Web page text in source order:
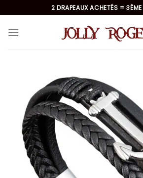
au
contenu
2 DRAPEAUX ACHETÉS = 3ÈME